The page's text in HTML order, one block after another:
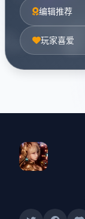
编辑推荐
玩家喜爱